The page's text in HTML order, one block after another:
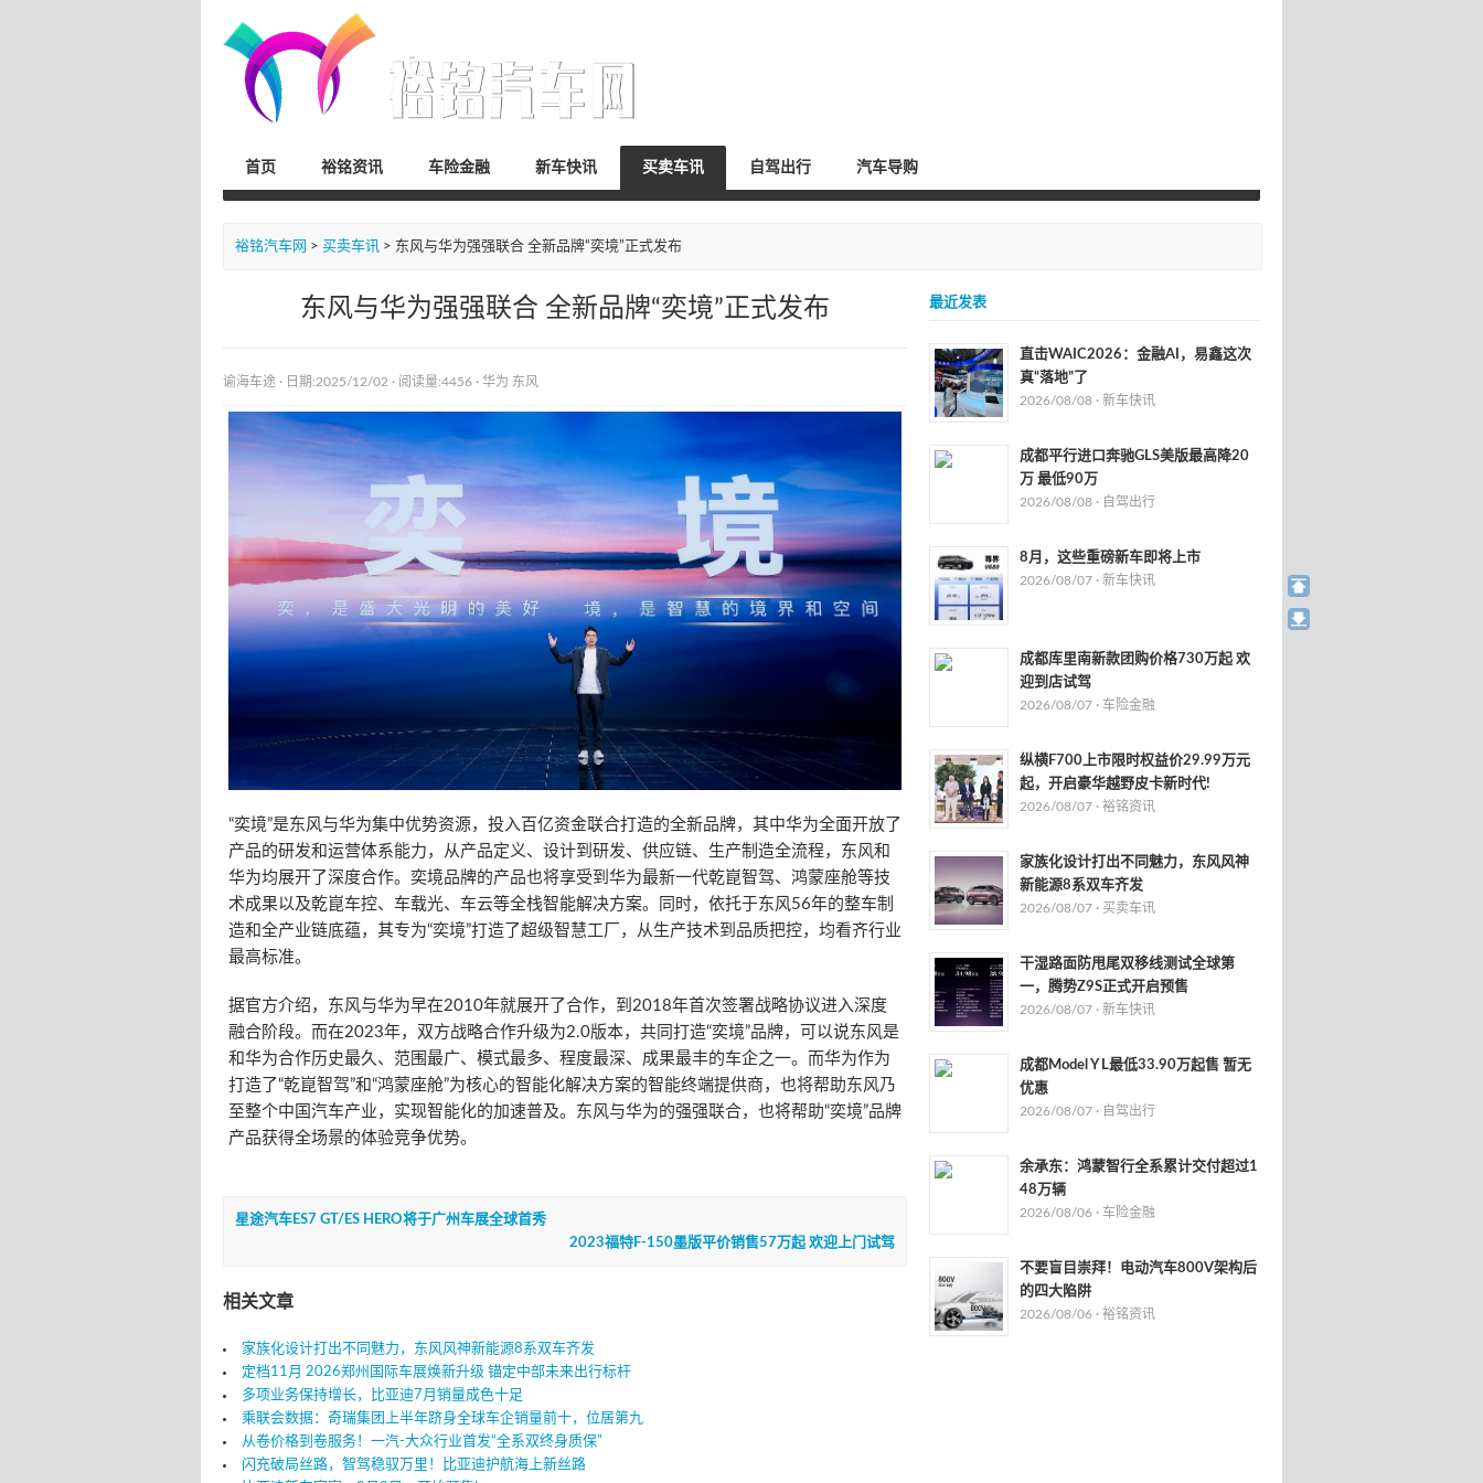
首页 裕铭资讯 车险金融 新车快讯 买卖车讯 自驾出行 汽车导购
裕铭汽车网 > 买卖车讯 > 东风与华为强强联合 全新品牌“奕境”正式发布
东风与华为强强联合 全新品牌“奕境”正式发布
谕海车途 · 日期:2025/12/02 · 阅读量:4456 · 华为 东风
“奕境”是东风与华为集中优势资源，投入百亿资金联合打造的全新品牌，其中华为全面开放了
产品的研发和运营体系能力，从产品定义、设计到研发、供应链、生产制造全流程，东风和
华为均展开了深度合作。奕境品牌的产品也将享受到华为最新一代乾崑智驾、鸿蒙座舱等技
术成果以及乾崑车控、车载光、车云等全栈智能解决方案。同时，依托于东风56年的整车制
造和全产业链底蕴，其专为“奕境”打造了超级智慧工厂，从生产技术到品质把控，均看齐行业
最高标准。
据官方介绍，东风与华为早在2010年就展开了合作，到2018年首次签署战略协议进入深度
融合阶段。而在2023年，双方战略合作升级为2.0版本，共同打造“奕境”品牌，可以说东风是
和华为合作历史最久、范围最广、模式最多、程度最深、成果最丰的车企之一。而华为作为
打造了“乾崑智驾”和“鸿蒙座舱”为核心的智能化解决方案的智能终端提供商，也将帮助东风乃
至整个中国汽车产业，实现智能化的加速普及。东风与华为的强强联合，也将帮助“奕境”品牌
产品获得全场景的体验竞争优势。
星途汽车ES7 GT/ES HERO将于广州车展全球首秀
2023福特F-150墨版平价销售57万起 欢迎上门试驾
相关文章
家族化设计打出不同魅力，东风风神新能源8系双车齐发
定档11月 2026郑州国际车展焕新升级 锚定中部未来出行标杆
多项业务保持增长，比亚迪7月销量成色十足
乘联会数据：奇瑞集团上半年跻身全球车企销量前十，位居第九
从卷价格到卷服务！一汽-大众行业首发“全系双终身质保”
闪充破局丝路，智驾稳驭万里！比亚迪护航海上新丝路
最近发表
直击WAIC2026：金融AI，易鑫这次
真“落地”了
2026/08/08 · 新车快讯
成都平行进口奔驰GLS美版最高降20
万 最低90万
2026/08/08 · 自驾出行
8月，这些重磅新车即将上市
2026/08/07 · 新车快讯
成都库里南新款团购价格730万起 欢
迎到店试驾
2026/08/07 · 车险金融
纵横F700上市限时权益价29.99万元
起，开启豪华越野皮卡新时代!
2026/08/07 · 裕铭资讯
家族化设计打出不同魅力，东风风神
新能源8系双车齐发
2026/08/07 · 买卖车讯
干湿路面防甩尾双移线测试全球第
一，腾势Z9S正式开启预售
2026/08/07 · 新车快讯
成都Model Y L最低33.90万起售 暂无
优惠
2026/08/07 · 自驾出行
余承东：鸿蒙智行全系累计交付超过1
48万辆
2026/08/06 · 车险金融
不要盲目崇拜！电动汽车800V架构后
的四大陷阱
2026/08/06 · 裕铭资讯